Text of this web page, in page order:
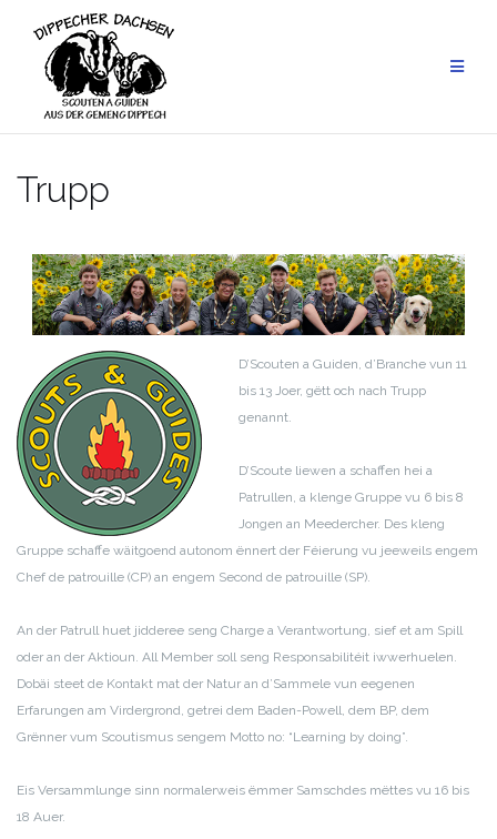
content
Trupp
D’Scouten a Guiden, d’Branche vun 11
bis 13 Joer, gëtt och nach Trupp
genannt.
D’Scoute liewen a schaffen hei a
Patrullen, a klenge Gruppe vu 6 bis 8
Jongen an Meedercher. Des kleng
Gruppe schaffe wäitgoend autonom ënnert der Féierung vu jeeweils engem
Chef de patrouille (CP) an engem Second de patrouille (SP).
An der Patrull huet jidderee seng Charge a Verantwortung, sief et am Spill
oder an der Aktioun. All Member soll seng Responsabilitéit iwwerhuelen.
Dobäi steet de Kontakt mat der Natur an d’Sammele vun eegenen
Erfarungen am Virdergrond, getrei dem Baden-Powell, dem BP, dem
Grënner vum Scoutismus sengem Motto no: “Learning by doing”.
Eis Versammlunge sinn normalerweis ëmmer Samschdes mëttes vu 16 bis
18 Auer.